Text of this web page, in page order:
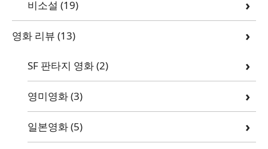
비소설 (19)
영화 리뷰 (13)
SF 판타지 영화(2)
영미영화(3)
일본영화(5)